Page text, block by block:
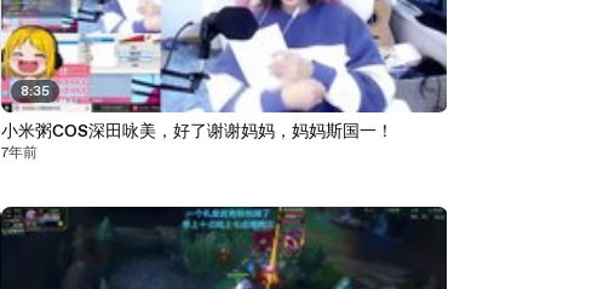
8:35
小米粥COS深田咏美，好了谢谢妈妈，妈妈斯国一！
7年前